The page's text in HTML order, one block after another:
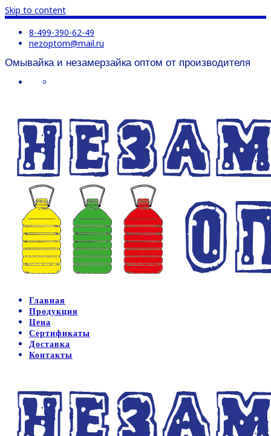
Skip to content
8-499-390-62-49
nezoptom@mail.ru
Омывайка и незамерзайка оптом от производителя
Главная
Продукция
Цена
Сертификаты
Доставка
Контакты